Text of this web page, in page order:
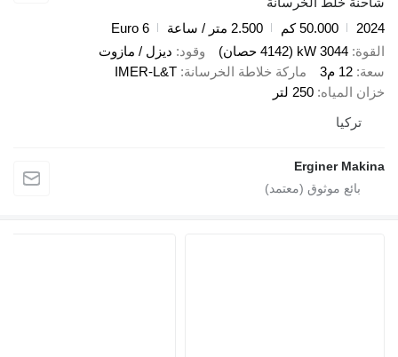
2024
50.000 كم 2.500 متر / ساعة
Euro 6
القوة 3044 kW (4142 حصان) وقود ديزل / مازوت
سعة 12 م3 ماركة خلاطة الخرسانة IMER-L&T
خزان المياه 250 لتر
تركيا
Erginer Makina